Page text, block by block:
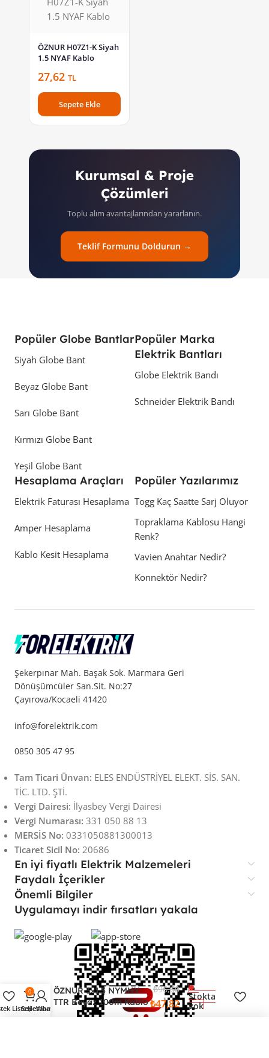
ÖZNUR H07Z1-K Siyah
1.5 NYAF Kablo
27,62 TL
Sepete Ekle
Kurumsal & Proje
Çözümleri
Toplu alım avantajlarından yararlanın.
Teklif Formunu Doldurun →
Popüler Globe Bantlar
Siyah Globe Bant
Beyaz Globe Bant
Sarı Globe Bant
Kırmızı Globe Bant
Yeşil Globe Bant
Popüler Marka
Elektrik Bantları
Globe Elektrik Bandı
Schneider Elektrik Bandı
Hesaplama Araçları
Elektrik Faturası Hesaplama
Amper Hesaplama
Kablo Kesit Hesaplama
Popüler Yazılarımız
Togg Kaç Saatte Sarj Oluyor
Topraklama Kablosu Hangi
Renk?
Vavien Anahtar Nedir?
Konnektör Nedir?
Şekerpınar Mah. Başak Sok. Marmara Geri
Dönüşümcüler San.Sit. No:27
Çayırova/Kocaeli 41420
info@forelektrik.com
0850 305 47 95
Tam Ticari Ünvan: ELES ENDÜSTRİYEL ELEKT. SİS. SAN.
TİC. LTD. ŞTİ.
Vergi Dairesi: İlyasbey Vergi Dairesi
Vergi Numarası: 331 050 88 13
MERSİS No: 0331050881300013
Ticaret Sicil No: 20686
En iyi fiyatlı Elektrik Malzemeleri
Faydalı İçerikler
Önemli Bilgiler
Uygulamayı indir fırsatları yakala
ÖZNUR 3×1.5 NYMHY
TTR Beyaz 100m Kablo
₺96,60
₺47,82
Stokta
yok
Listesi
0
Sepet
Hesabım
Whatsapp